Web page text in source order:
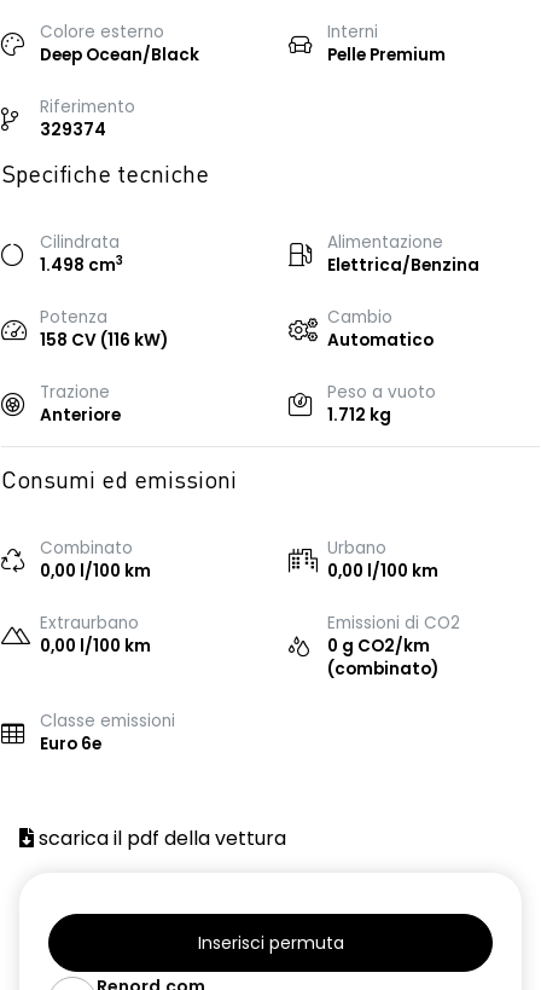
Colore esterno
Deep Ocean/Black
Interni
Pelle Premium
Riferimento
329374
Specifiche tecniche
Cilindrata
1.498 cm3
Alimentazione
Elettrica/Benzina
Potenza
158 CV (116 kW)
Cambio
Automatico
Trazione
Anteriore
Peso a vuoto
1.712 kg
Consumi ed emissioni
Combinato
0,00 l/100 km
Urbano
0,00 l/100 km
Extraurbano
0,00 l/100 km
Emissioni di CO2
0 g CO2/km
(combinato)
Classe emissioni
Euro 6e
scarica il pdf della vettura
Inserisci permuta